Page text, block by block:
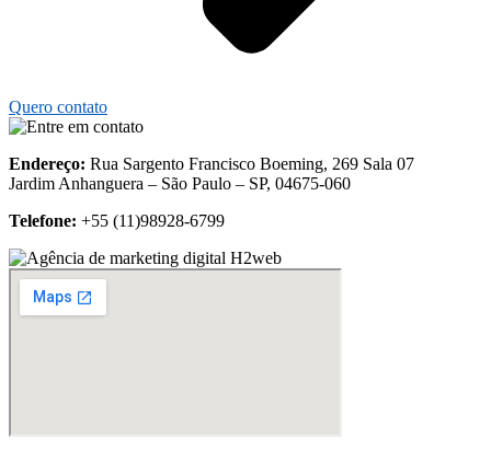
Quero contato
Endereço: Rua Sargento Francisco Boeming, 269 Sala 07
Jardim Anhanguera – São Paulo – SP, 04675-060
Telefone: +55 (11)98928-6799